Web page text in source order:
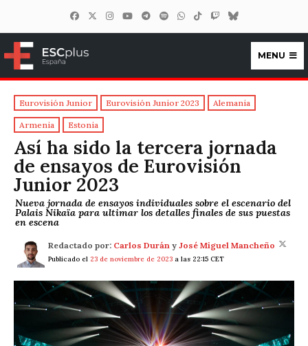
ESCplus España
MENU
Eurovisión Junior Eurovisión Junior 2023 Alemania
Armenia Estonia
Así ha sido la tercera jornada
de ensayos de Eurovisión
Junior 2023
Nueva jornada de ensayos individuales sobre el escenario del
Palais Nikaïa para ultimar los detalles finales de sus puestas
en escena
Redactado por: Carlos Durán y José Miguel Mancheño
Publicado el 23 de noviembre de 2023 a las 22:15 CET